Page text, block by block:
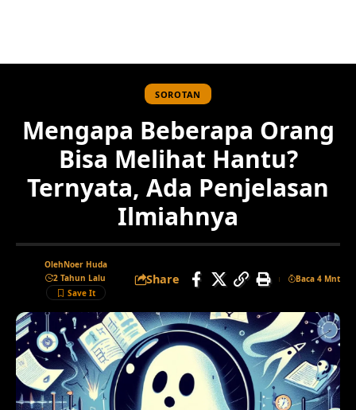
SOROTAN
Mengapa Beberapa Orang
Bisa Melihat Hantu?
Ternyata, Ada Penjelasan
Ilmiahnya
OlehNoer Huda
2 Tahun Lalu
Share Baca 4 Mnt